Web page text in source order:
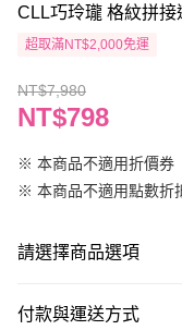
CLL巧玲瓏 格紋拼
超取滿NT$2,000免運
NT$7,980
NT$798
※ 本商品不適用折價券
※ 本商品不適用點數折
請選擇商品選項
付款與運送方式